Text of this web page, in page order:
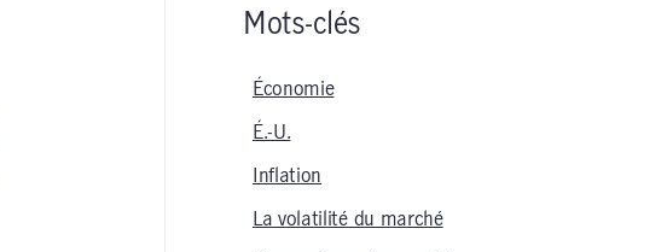
Mots-clés
Économie
É.-U.
Inflation
La volatilité du marché